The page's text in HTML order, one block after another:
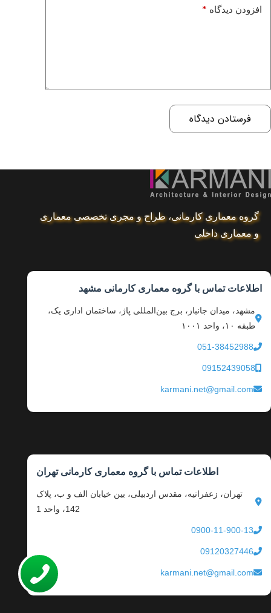
افزودن دیدگاه *
فرستادن دیدگاه
گروه معماری کارمانی، طراح و مجری تخصصی معماری
و معماری داخلی
اطلاعات تماس با گروه معماری کارمانی مشهد
مشهد، میدان جانباز، برج بین‌المللی پاژ، ساختمان اداری یک،
طبقه ۱۰، واحد ۱۰۰۱
051-38452988
09152439058
karmani.net@gmail.com
اطلاعات تماس با گروه معماری کارمانی تهران
تهران، زعفرانیه، مقدس اردبیلی، بین خیابان الف و ب، پلاک
142، واحد 1
0900-11-900-13
09120327446
karmani.net@gmail.com